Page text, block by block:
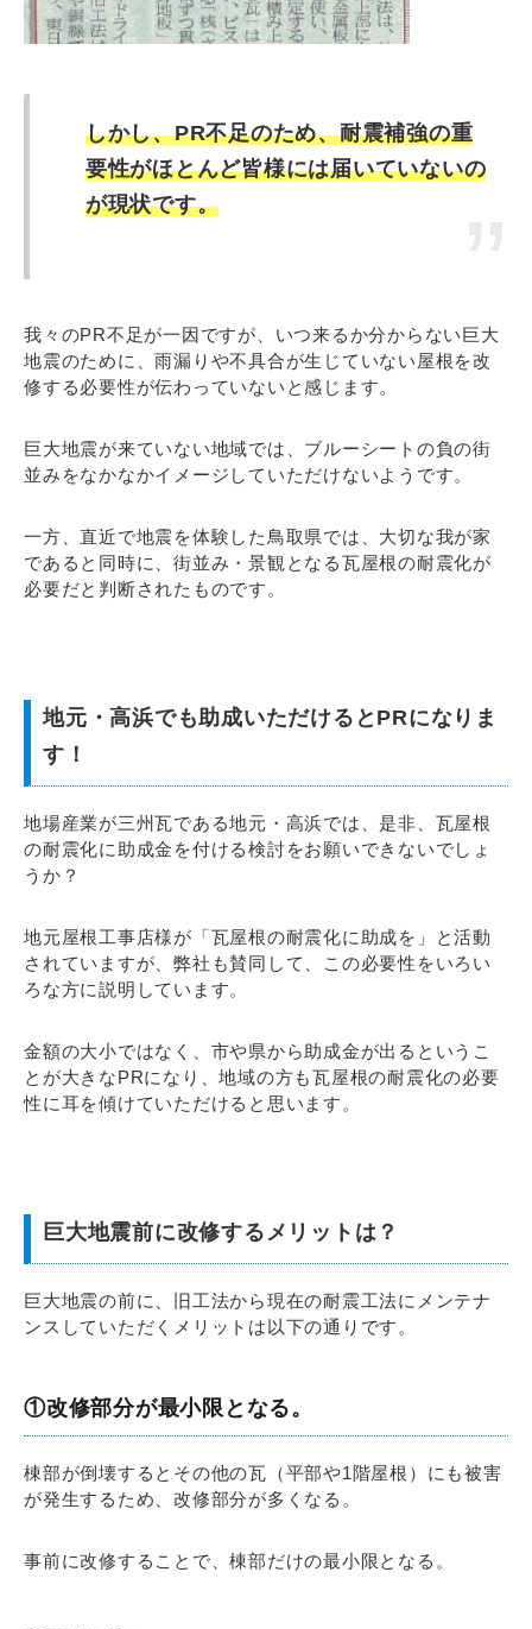
しかし、PR不足のため、耐震補強の重
要性がほとんど皆様には届いていないの
が現状です。
我々のPR不足が一因ですが、いつ来るか分からない巨大
地震のために、雨漏りや不具合が生じていない屋根を改
修する必要性が伝わっていないと感じます。
巨大地震が来ていない地域では、ブルーシートの負の街
並みをなかなかイメージしていただけないようです。
一方、直近で地震を体験した鳥取県では、大切な我が家
であると同時に、街並み・景観となる瓦屋根の耐震化が
必要だと判断されたものです。
地元・高浜でも助成いただけるとPRになりま
す！
地場産業が三州瓦である地元・高浜では、是非、瓦屋根
の耐震化に助成金を付ける検討をお願いできないでしょ
うか？
地元屋根工事店様が「瓦屋根の耐震化に助成を」と活動
されていますが、弊社も賛同して、この必要性をいろい
ろな方に説明しています。
金額の大小ではなく、市や県から助成金が出るというこ
とが大きなPRになり、地域の方も瓦屋根の耐震化の必要
性に耳を傾けていただけると思います。
巨大地震前に改修するメリットは？
巨大地震の前に、旧工法から現在の耐震工法にメンテナ
ンスしていただくメリットは以下の通りです。
①改修部分が最小限となる。
棟部が倒壊するとその他の瓦（平部や1階屋根）にも被害
が発生するため、改修部分が多くなる。
事前に改修することで、棟部だけの最小限となる。